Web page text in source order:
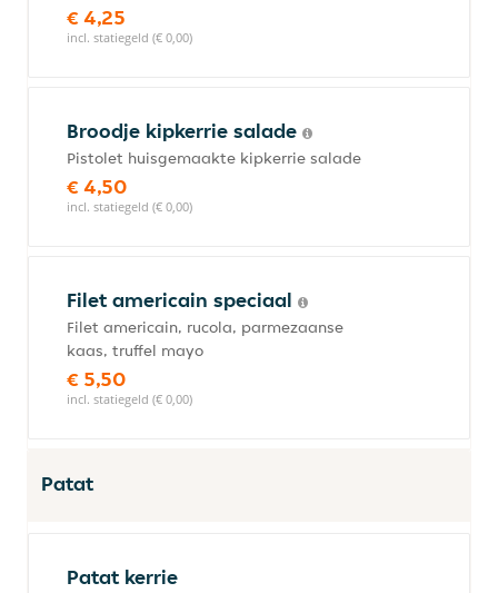
€ 4,25
incl. statiegeld (€ 0,00)
Broodje kipkerrie salade
Pistolet huisgemaakte kipkerrie salade
€ 4,50
incl. statiegeld (€ 0,00)
Filet americain speciaal
Filet americain, rucola, parmezaanse
kaas, truffel mayo
€ 5,50
incl. statiegeld (€ 0,00)
Patat
Patat kerrie